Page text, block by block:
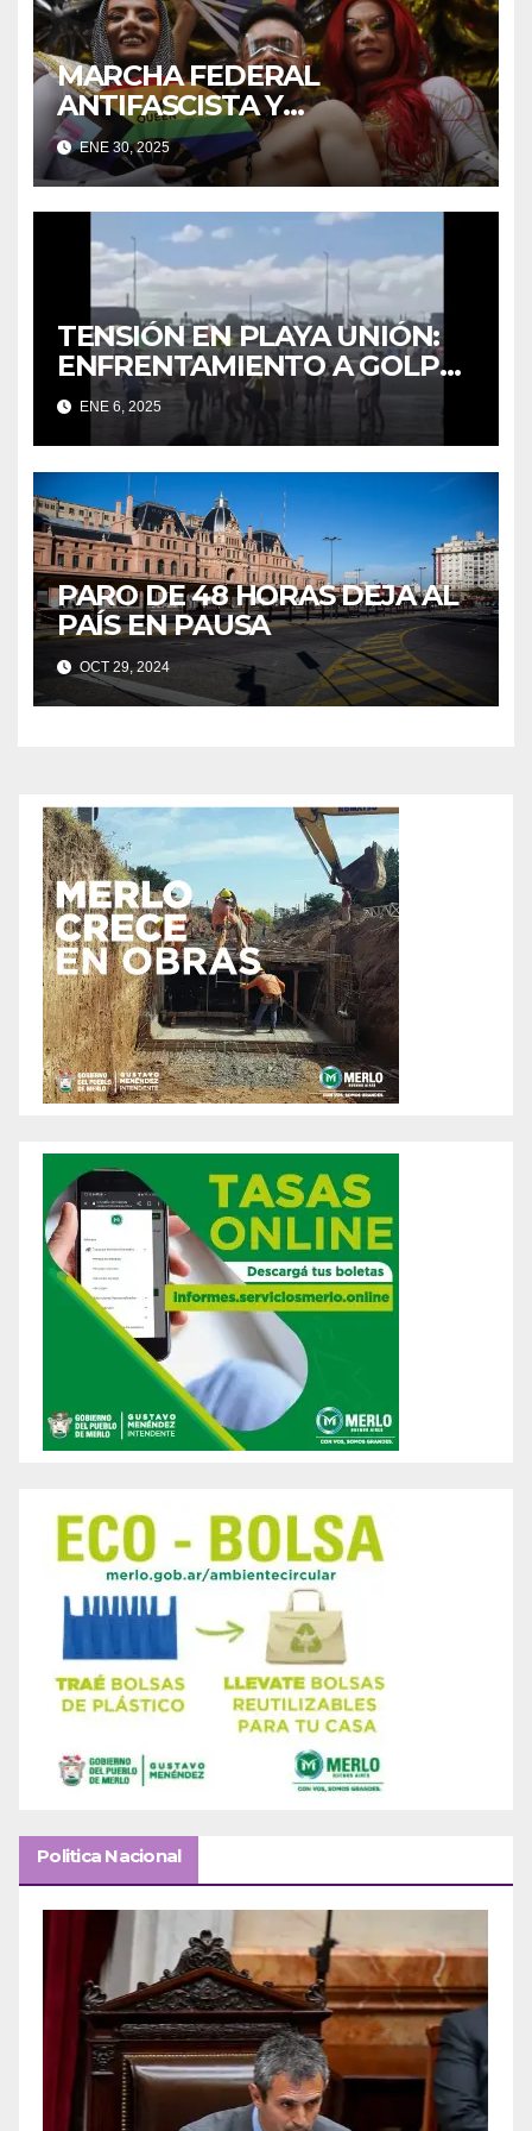
MARCHA FEDERAL
ANTIFASCISTA Y
ANTIRRACISTA
ENE 30, 2025
TENSIÓN EN PLAYA UNIÓN:
ENFRENTAMIENTO A GOLPES
ENTRE UN TURISTA Y
GUARDAVIDAS
ENE 6, 2025
PARO DE 48 HORAS DEJA AL
PAÍS EN PAUSA
OCT 29, 2024
Politica Nacional